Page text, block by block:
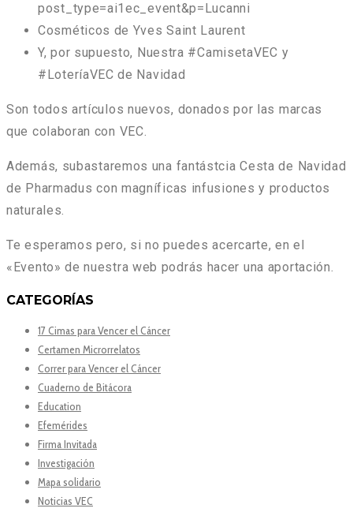
post_type=ai1ec_event&p=Lucanni
Cosméticos de Yves Saint Laurent
Y, por supuesto, Nuestra #CamisetaVEC y
#LoteríaVEC de Navidad
Son todos artículos nuevos, donados por las marcas
que colaboran con VEC.
Además, subastaremos una fantástcia Cesta de Navidad
de Pharmadus con magníficas infusiones y productos
naturales.
Te esperamos pero, si no puedes acercarte, en el
«Evento» de nuestra web podrás hacer una aportación.
CATEGORÍAS
17 Cimas para Vencer el Cáncer
Certamen Microrrelatos
Correr para Vencer el Cáncer
Cuaderno de Bitácora
Education
Efemérides
Firma Invitada
Investigación
Mapa solidario
Noticias VEC